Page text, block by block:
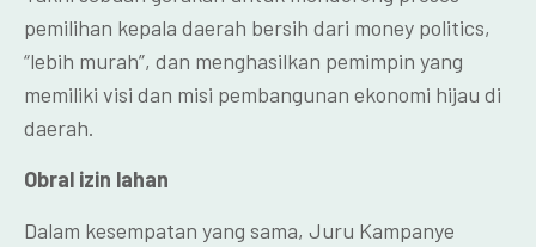
pemilihan kepala daerah bersih dari money politics,
“lebih murah”, dan menghasilkan pemimpin yang
memiliki visi dan misi pembangunan ekonomi hijau di
daerah.
Obral izin lahan
Dalam kesempatan yang sama, Juru Kampanye